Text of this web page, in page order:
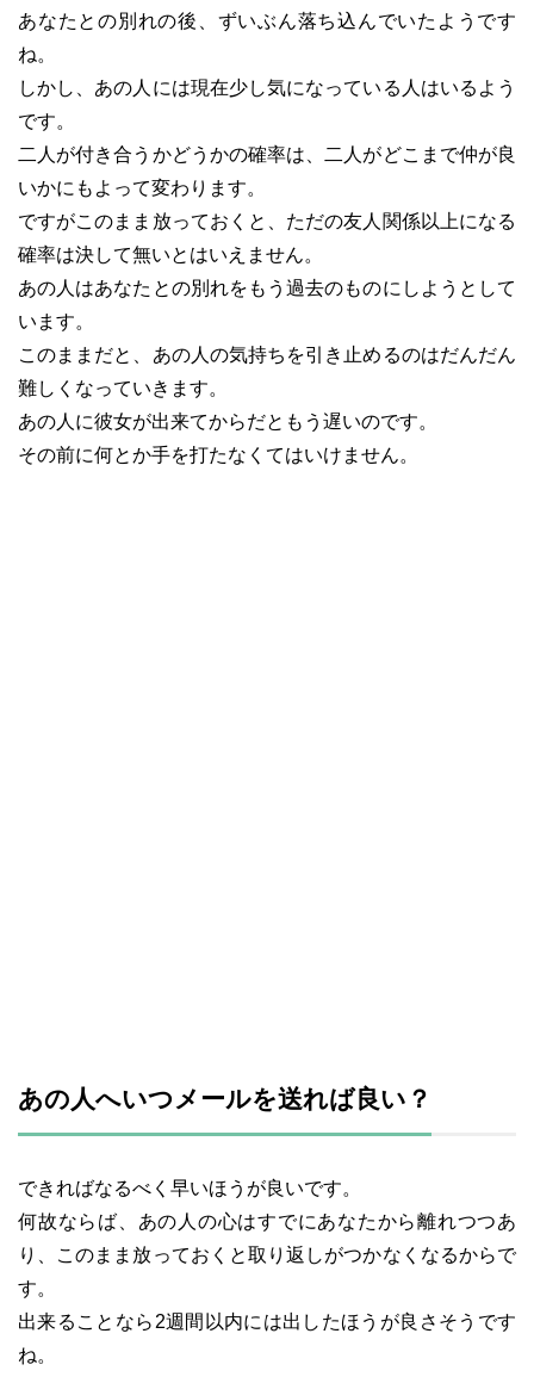
あなたとの別れの後、ずいぶん落ち込んでいたようです
ね。
しかし、あの人には現在少し気になっている人はいるよう
です。
二人が付き合うかどうかの確率は、二人がどこまで仲が良
いかにもよって変わります。
ですがこのまま放っておくと、ただの友人関係以上になる
確率は決して無いとはいえません。
あの人はあなたとの別れをもう過去のものにしようとして
います。
このままだと、あの人の気持ちを引き止めるのはだんだん
難しくなっていきます。
あの人に彼女が出来てからだともう遅いのです。
その前に何とか手を打たなくてはいけません。
あの人へいつメールを送れば良い？
できればなるべく早いほうが良いです。
何故ならば、あの人の心はすでにあなたから離れつつあ
り、このまま放っておくと取り返しがつかなくなるからで
す。
出来ることなら2週間以内には出したほうが良さそうです
ね。